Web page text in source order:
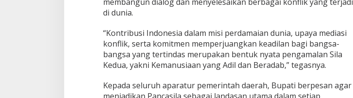
di dunia.
“Kontribusi Indonesia dalam misi perdamaian dunia, upaya mediasi
konflik, serta komitmen memperjuangkan keadilan bagi bangsa-
bangsa yang tertindas merupakan bentuk nyata pengamalan Sila
Kedua, yakni Kemanusiaan yang Adil dan Beradab,” tegasnya.
Kepada seluruh aparatur pemerintah daerah, Bupati berpesan agar